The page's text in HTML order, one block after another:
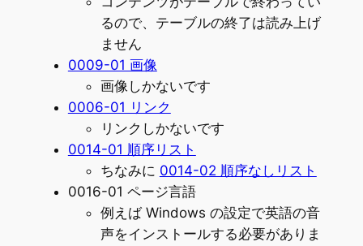
るので、テーブルの終了は読み上げ
ません
0009-01 画像
画像しかないです
0006-01 リンク
リンクしかないです
0014-01 順序リスト
ちなみに 0014-02 順序なしリスト
0016-01 ページ言語
例えば Windows の設定で英語の音
声をインストールする必要がありま